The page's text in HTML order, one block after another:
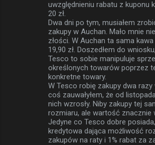
uwzględnieniu rabatu z kuponu
20 zł.
Dwa dni po tym, musiałem
zakupy w Auchan. Mało mnie
złości. W Auchan ta sama
19,90 zł. Doszedłem do
Tesco to sobie manipuluje
określonych towarów poprzez
konkretne towary.
W Tesco robię zakupy dwa razy
coś zauwałyłem, że od
nich wzrosły. Niby zakupy tej
rozmiaru, ale wartość znacznie
Jedyne co Tesco dobre
kredytowa dająca możliwość
zakupów na raty i 1% rabat za